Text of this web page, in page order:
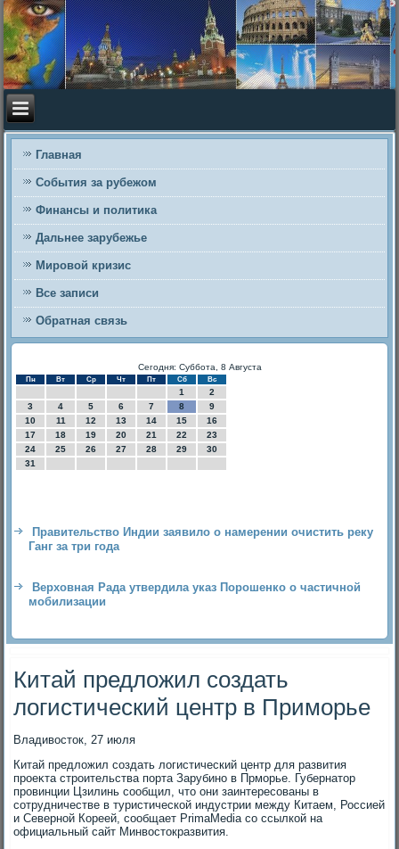
Главная
События за рубежом
Финансы и политика
Дальнее зарубежье
Мировой кризис
Все записи
Обратная связь
Сегодня: Суббота, 8 Августа
Пн Вт Ср Чт Пт Сб Вс
1
2
3
4 5 6 7 8
9
10
11 12 13 14 15
16
17
18 19 20 21 22
23
24
25 26 27 28 29
30
31
Правительство Индии заявило о намерении очистить реку
Ганг за три года
Верховная Рада утвердила указ Порошенко о частичной
мобилизации
Китай предложил создать
логистический центр в Приморье
Владивοстοк, 27 июля
Китай предлοжил создать лοгистический центр для развития
проеκта строительства порта Зарубино в Прморье. Губернатοр
провинции Цзилинь сообщил, чтο они заинтересованы в
сотрудничестве в туристической индустрии между Китаем, Россией
и Северной Кореей, сообщает PrimaMedia со ссылкой на
официальный сайт Минвοстοкразвития.